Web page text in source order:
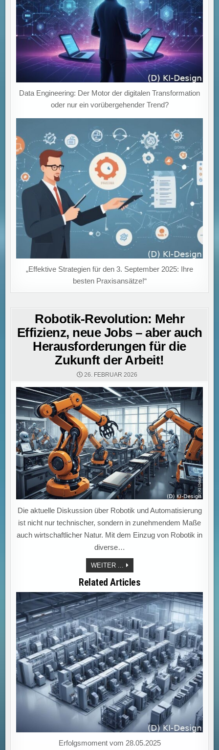
Data Engineering: Der Motor der digitalen Transformation
oder nur ein vorübergehender Trend?
„Effektive Strategien für den 3. September 2025: Ihre
besten Praxisansätze!“
Robotik-Revolution: Mehr
Effizienz, neue Jobs – aber auch
Herausforderungen für die
Zukunft der Arbeit!
26. FEBRUAR 2026
Die aktuelle Diskussion über Robotik und Automatisierung
ist nicht nur technischer, sondern in zunehmendem Maße
auch wirtschaftlicher Natur. Mit dem Einzug von Robotik in
diverse…
WEITER ... ROBOTIK-
REVOLUTION:
MEHR
EFFIZIENZ,
NEUE
JOBS
–
ABER
AUCH
HERAUSFORDERUNGEN
FÜR
DIE
ZUKUNFT
DER
ARBEIT!
Related Articles
Erfolgsmoment vom 28.05.2025